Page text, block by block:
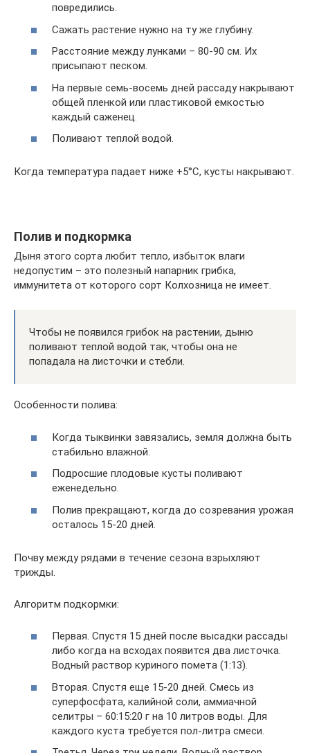
повредились.
Сажать растение нужно на ту же глубину.
Расстояние между лунками – 80-90 см. Их
присыпают песком.
На первые семь-восемь дней рассаду накрывают
общей пленкой или пластиковой емкостью
каждый саженец.
Поливают теплой водой.
Когда температура падает ниже +5°C, кусты накрывают.
Полив и подкормка
Дыня этого сорта любит тепло, избыток влаги
недопустим – это полезный напарник грибка,
иммунитета от которого сорт Колхозница не имеет.
Чтобы не появился грибок на растении, дыню
поливают теплой водой так, чтобы она не
попадала на листочки и стебли.
Особенности полива:
Когда тыквинки завязались, земля должна быть
стабильно влажной.
Подросшие плодовые кусты поливают
еженедельно.
Полив прекращают, когда до созревания урожая
осталось 15-20 дней.
Почву между рядами в течение сезона взрыхляют
трижды.
Алгоритм подкормки:
Первая. Спустя 15 дней после высадки рассады
либо когда на всходах появится два листочка.
Водный раствор куриного помета (1:13).
Вторая. Спустя еще 15-20 дней. Смесь из
суперфосфата, калийной соли, аммиачной
селитры – 60:15:20 г на 10 литров воды. Для
каждого куста требуется пол-литра смеси.